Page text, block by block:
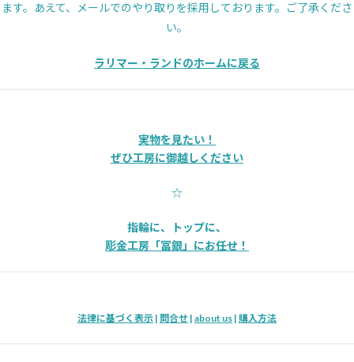
ます。あえて、メールでのやり取りを採用しております。ご了承くださ
い。
ラリマー・ランドのホームに戻る
実物を見たい！
ぜひ工房に御越しください
☆
指輪に、トップに、
彫金工房「冨銀」にお任せ！
法律に基づく表示 | 問合せ | about us | 購入方法